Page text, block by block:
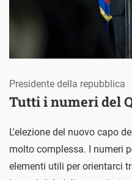
Tutti i numeri del
Presidente della repubblica
L'elezione del nuovo capo
molto complessa. I numeri
elementi utili per orientarci